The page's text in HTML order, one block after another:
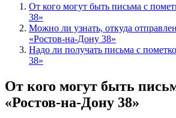
От кого могут быть письма с
38»
Можно ли узнать, откуда
«Ростов-на-Дону 38»
Надо ли получать письма с
38»
От кого могут быть
«Ростов-на-Дону 38»